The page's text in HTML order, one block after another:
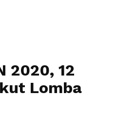
2020, 12
Lomba